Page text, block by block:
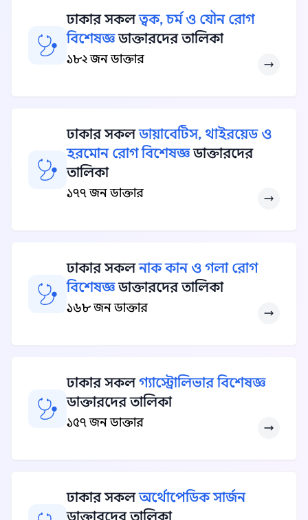
ঢাকার সকলত্বক, চর্ম ও যৌন রোগ
বিশেষজ্ঞডাক্তারদের তালিকা
১৮২ জন ডাক্তার
ঢাকার সকলডায়াবেটিস, থাইরয়েড ও
হরমোন রোগ বিশেষজ্ঞডাক্তারদের
তালিকা
১৭৭ জন ডাক্তার
ঢাকার সকলনাক কান ও গলা রোগ
বিশেষজ্ঞডাক্তারদের তালিকা
১৬৮ জন ডাক্তার
ঢাকার সকলগ্যাস্ট্রোলিভার বিশেষজ্ঞ
ডাক্তারদের তালিকা
১৫৭ জন ডাক্তার
ঢাকার সকলঅর্থোপেডিক সার্জন